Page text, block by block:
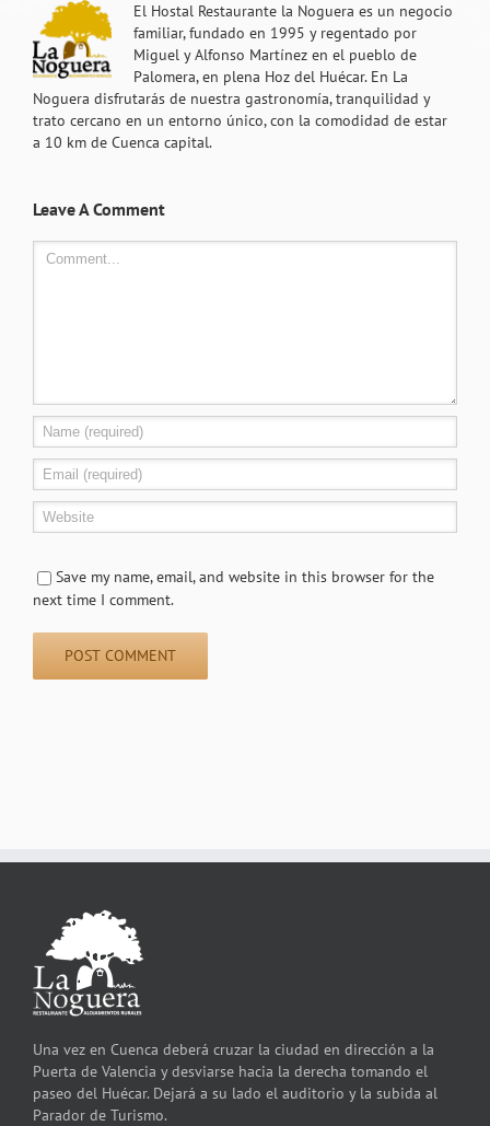
El Hostal Restaurante la Noguera es un negocio
familiar, fundado en 1995 y regentado por
Miguel y Alfonso Martínez en el pueblo de
Palomera, en plena Hoz del Huécar. En La
Noguera disfrutarás de nuestra gastronomía, tranquilidad y
trato cercano en un entorno único, con la comodidad de estar
a 10 km de Cuenca capital.
Leave A Comment
Comment
Save my name, email, and website in this browser for the
next time I comment.
Una vez en Cuenca deberá cruzar la ciudad en dirección a la
Puerta de Valencia y desviarse hacia la derecha tomando el
paseo del Huécar. Dejará a su lado el auditorio y la subida al
Parador de Turismo.